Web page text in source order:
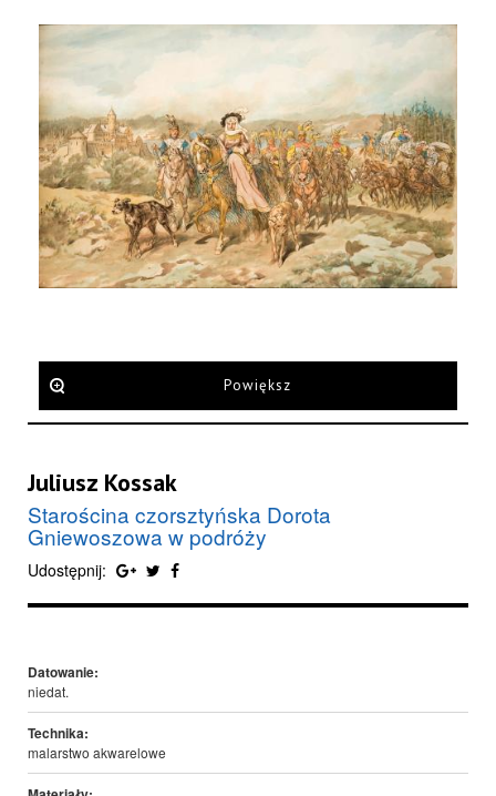
Powiększ
Juliusz Kossak
Starościna czorsztyńska Dorota
Gniewoszowa w podróży
Udostępnij:
Datowanie:
niedat.
Technika:
malarstwo akwarelowe